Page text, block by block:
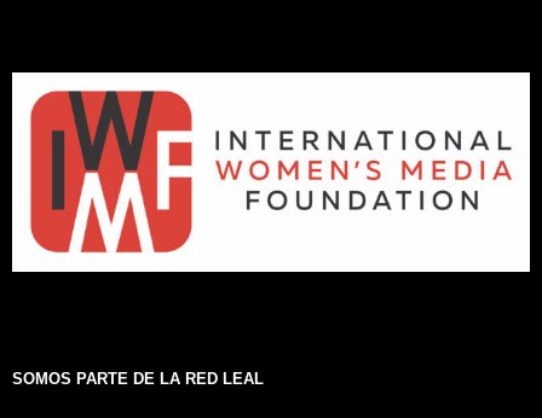
SOMOS PARTE DE LA RED LEAL